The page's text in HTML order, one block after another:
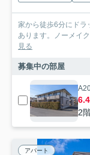
家から徒歩6分にドラ
あります。ノーメイ
見る
募集中の部屋
2
アパート